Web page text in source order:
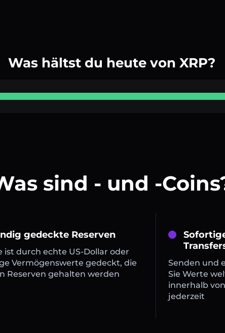
Was hältst du heute von XRP?
sind - und -
gedeckte Reserven
ist durch echte US-Dollar oder
Vermögenswerte gedeckt, die
Reserven gehalten werden
Senden und
Sie Werte
innerhalb
jederzeit